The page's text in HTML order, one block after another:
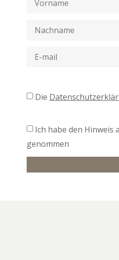
Die
Ich habe den Hinweis
genommen